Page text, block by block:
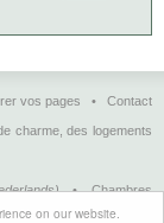
on our website.
vos pages • Contact
charme, des logements
•Chambres
français) •